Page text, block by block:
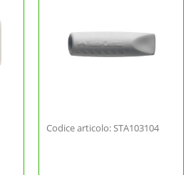
Codice articolo: STA103104